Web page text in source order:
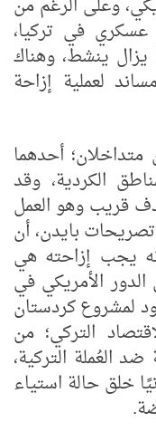
في تركيا،
يزال ينشط، وهناك
لعملية إزاحة
أحدهما
الكردية، وقد
قريب وهو العمل
تصريحات بايدن، أن
يجب إزاحته هي
الأمريكي في
لمشروع كردستان
التركي؛ من
العُملة التركية،
خلق حالة استياء